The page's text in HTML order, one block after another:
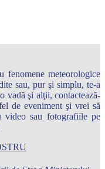
fenomene meteorologice
sau, pur şi simplu, te-a
vadă şi alţii, contactează-
de eveniment şi vrei să
video sau fotografiile pe